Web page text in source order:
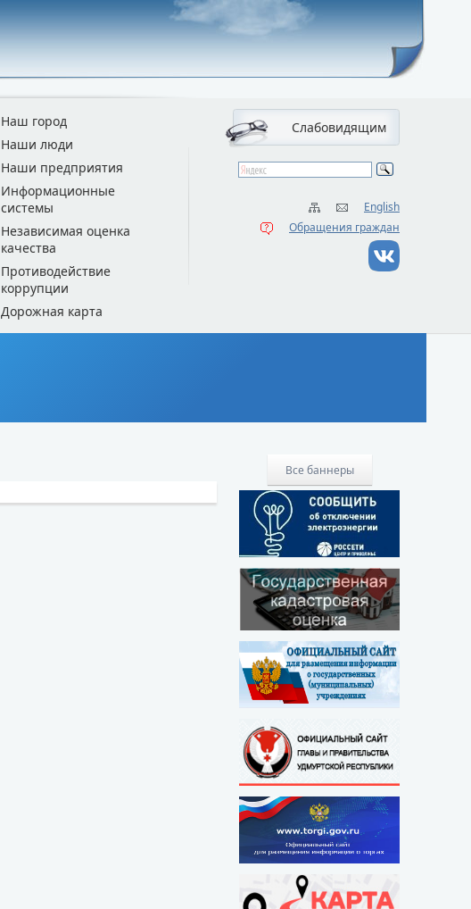
Слабовидящим
English
Обращения граждан
Наш город
Наши люди
Наши предприятия
Информационные
системы
Независимая оценка
качества
Противодействие
коррупции
Дорожная карта
Все баннеры